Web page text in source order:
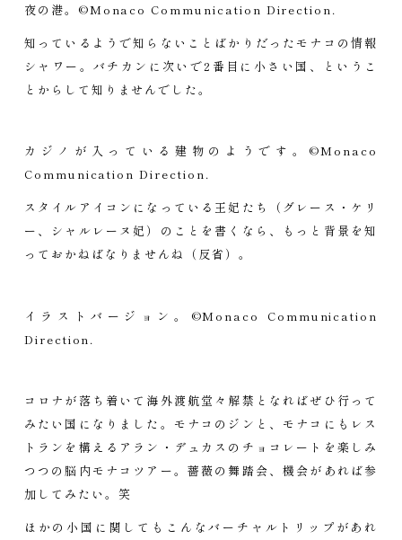
夜の港。©Monaco Communication Direction.
知っているようで知らないことばかりだったモナコの情報
シャワー。バチカンに次いで2番目に小さい国、というこ
とからして知りませんでした。
カジノが入っている建物のようです。©Monaco
Communication Direction.
スタイルアイコンになっている王妃たち（グレース・ケリ
ー、シャルレーヌ妃）のことを書くなら、もっと背景を知
っておかねばなりませんね（反省）。
イラストバージョン。©Monaco Communication
Direction.
コロナが落ち着いて海外渡航堂々解禁となればぜひ行って
みたい国になりました。モナコのジンと、モナコにもレス
トランを構えるアラン・デュカスのチョコレートを楽しみ
つつの脳内モナコツアー。薔薇の舞踏会、機会があれば参
加してみたい。笑
ほかの小国に関してもこんなバーチャルトリップがあれ